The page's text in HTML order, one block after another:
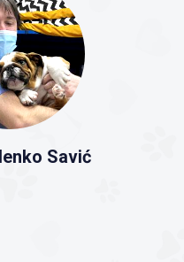
Savić